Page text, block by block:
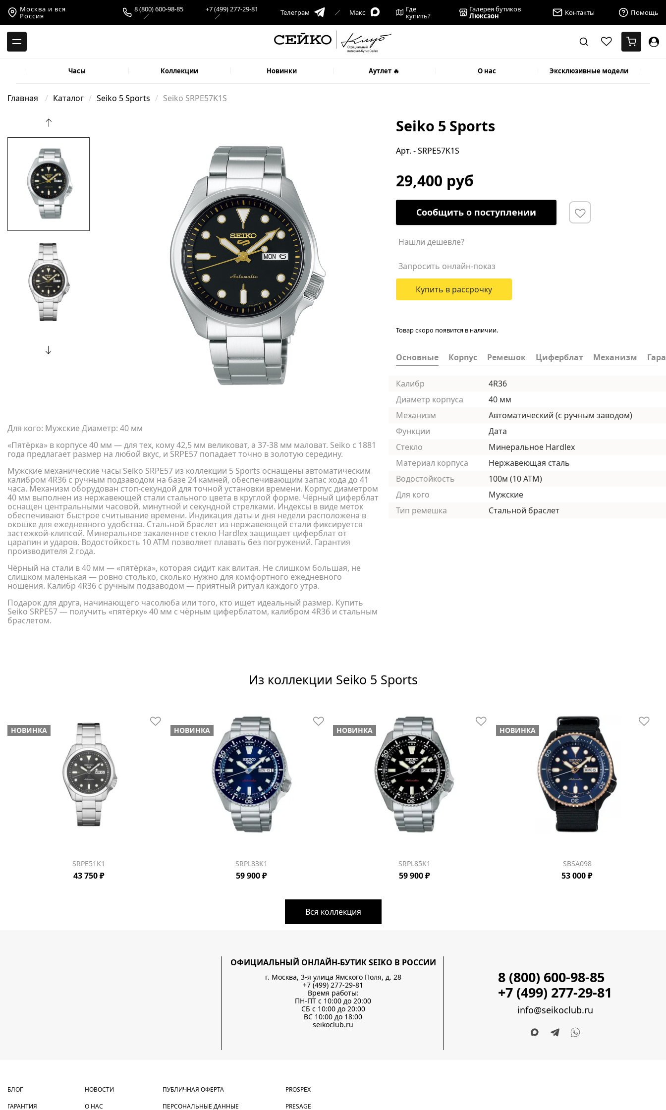
Москва и вся
Россия
8 (800) 600-98-85 +7 (499) 277-29-81 Телеграм Макс Где
купить?
Галерея бутиков
Люксзон Контакты Помощь
Часы Коллекции Новинки Аутлет 🔥 О нас Эксклюзивные модели
Главная Каталог Seiko 5 Sports Seiko SRPE57K1S
Для кого: Мужские Диаметр: 40 мм
«Пятёрка» в корпусе 40 мм — для тех, кому 42,5 мм великоват, а 37-38 мм маловат. Seiko с 1881
года предлагает размер на любой вкус, и SRPE57 попадает точно в золотую середину.
Мужские механические часы Seiko SRPE57 из коллекции 5 Sports оснащены автоматическим
калибром 4R36 с ручным подзаводом на базе 24 камней, обеспечивающим запас хода до 41
часа. Механизм оборудован стоп-секундой для точной установки времени. Корпус диаметром
40 мм выполнен из нержавеющей стали стального цвета в круглой форме. Чёрный циферблат
оснащен центральными часовой, минутной и секундной стрелками. Индексы в виде меток
обеспечивают быстрое считывание времени. Индикация даты и дня недели расположена в
окошке для ежедневного удобства. Стальной браслет из нержавеющей стали фиксируется
застежкой-клипсой. Минеральное закаленное стекло Hardlex защищает циферблат от
царапин и ударов. Водостойкость 10 АТМ позволяет плавать без погружений. Гарантия
производителя 2 года.
Чёрный на стали в 40 мм — «пятёрка», которая сидит как влитая. Не слишком большая, не
слишком маленькая — ровно столько, сколько нужно для комфортного ежедневного
ношения. Калибр 4R36 с ручным подзаводом — приятный ритуал каждого утра.
Подарок для друга, начинающего часолюба или того, кто ищет идеальный размер. Купить
Seiko SRPE57 — получить «пятёрку» 40 мм с чёрным циферблатом, калибром 4R36 и стальным
браслетом.
Seiko 5 Sports
Арт. - SRPE57K1S
29,400 руб
Сообщить о поступлении
Нашли дешевле?
Запросить онлайн-показ
Купить в рассрочку
Товар скоро появится в наличии.
Основные Корпус Ремешок Циферблат Механизм
Калибр
4R36
Диаметр корпуса
40 мм
Механизм
Автоматический (с ручным заводом)
Функции
Дата
Стекло
Минеральное Hardlex
Материал корпуса
Нержавеющая сталь
Водостойкость
100м (10 АТМ)
Для кого
Мужские
Тип ремешка
Стальной браслет
Из коллекции Seiko 5 Sports
НОВИНКА
SRPE51K1
43 750 ₽
НОВИНКА
SRPL83K1
59 900 ₽
НОВИНКА
SRPL85K1
59 900 ₽
НОВИНКА
SBSA098
53 000 ₽
Вся коллекция
ОФИЦИАЛЬНЫЙ ОНЛАЙН-БУТИК SEIKO В РОССИИ
г. Москва, 3-я улица Ямского Поля, д. 28
+7 (499) 277-29-81
Время работы:
ПН-ПТ с 10:00 до 20:00
СБ с 10:00 до 20:00
ВС 10:00 до 18:00
seikoclub.ru
8 (800) 600-98-85
+7 (499) 277-29-81
info@seikoclub.ru
БЛОГ
ГАРАНТИЯ
НОВОСТИ
О НАС
ПУБЛИЧНАЯ ОФЕРТА
ПЕРСОНАЛЬНЫЕ ДАННЫЕ
PROSPEX
PRESAGE